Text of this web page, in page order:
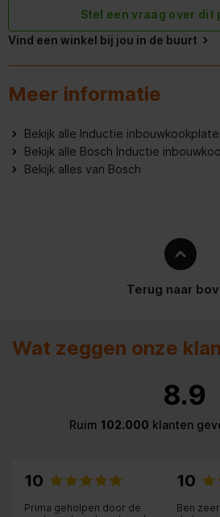
Stel een vraag over dit
Vind een winkel bij jou in de buurt
Meer informatie
Bekijk alle Inductie
Bekijk alle Bosch Inductie
Bekijk alles van Bosch
Terug naar
Wat zeggen onze
8.9
Ruim 102.000 klanten
10
Prima geholpen door de
10
Ben